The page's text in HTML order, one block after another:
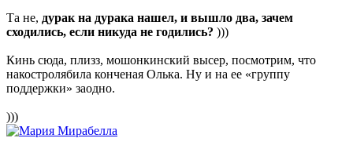
Та не, дурак на дурака нашел, и вышло два, зачем
сходились, если никуда не годились? )))
Кинь сюда, плизз, мошонкинский высер, посмотрим, что
накостролябила конченая Олька. Ну и на ее «группу
поддержки» заодно.
)))